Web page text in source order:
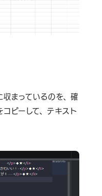
収まっているのを、確
ピーして、テキスト